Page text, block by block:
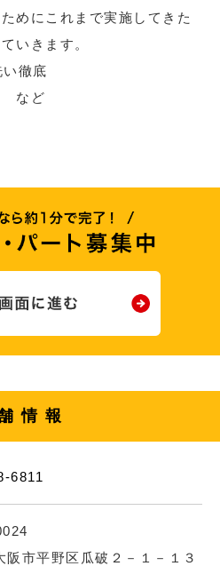
めにこれまで実施してきた
いきます。
い徹底
など
情報
6811
阪市平野区瓜破２－１－１３